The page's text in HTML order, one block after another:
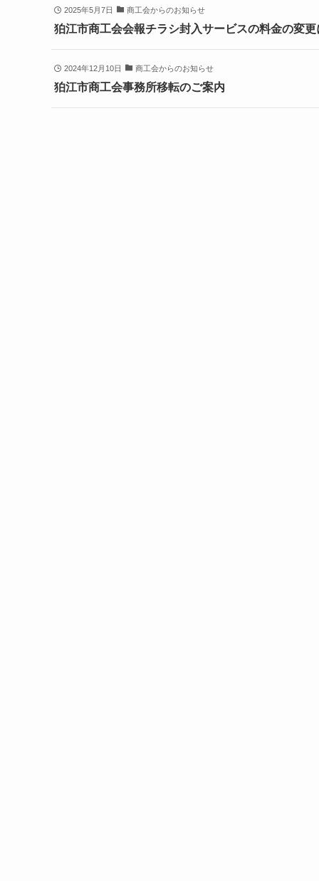
2025年5月7日 商工会からのお知らせ
狛江市商工会会報チラシ封入サービスの料金の変更
2024年12月10日 商工会からのお知らせ
狛江市商工会事務所移転のご案内